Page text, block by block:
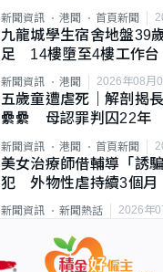
新聞資訊 港聞 首頁新聞
九龍城學生宿舍地盤39
足 14樓墮至4樓工作台
新聞資訊 港聞 2026年08月
五歲童遭虐死｜解剖揭
纍纍 母認罪判囚22年
類案最惡劣
新聞資訊 港聞 首頁新聞
美女治療師借輔導「誘
犯 外物性虐持續3個
要保護其他人
新聞資訊 新聞熱話 2026年